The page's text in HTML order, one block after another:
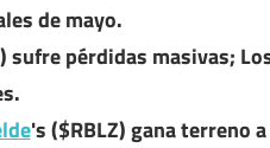
de mayo.
sufre pérdidas masivas;
's ($RBLZ) gana terreno